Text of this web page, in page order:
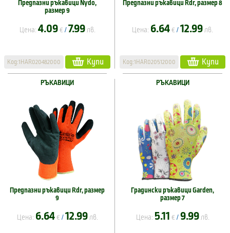
Предпазни ръкавици Nydo,
размер 9
Цена: 4.09 € / 7.99 лв.
Код:1HAR020482000 Купи
Предпазни ръкавици Rdr, размер 8
Цена: 6.64 € / 12.99 лв.
Код:1HAR020512000 Купи
РЪКАВИЦИ
Предпазни ръкавици Rdr, размер
9
Цена: 6.64 € / 12.99 лв.
РЪКАВИЦИ
Градински ръкавици Garden,
размер 7
Цена: 5.11 € / 9.99 лв.